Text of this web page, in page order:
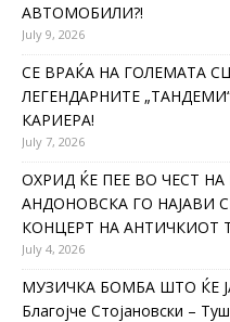
АВТОМОБИЛИ?!
July 9, 2026
СЕ ВРАЌА НА ГОЛЕМАТА
ЛЕГЕНДАРНИТЕ
КАРИЕРА!
July 7, 2026
ОХРИД ЌЕ ПЕЕ ВО ЧЕСТ
АНДОНОВСКА ГО НАЈАВИ
КОНЦЕРТ НА АНТИЧКИОТ
July 4, 2026
МУЗИЧКА БОМБА ШТО ЌЕ
Благојче Стојановски –